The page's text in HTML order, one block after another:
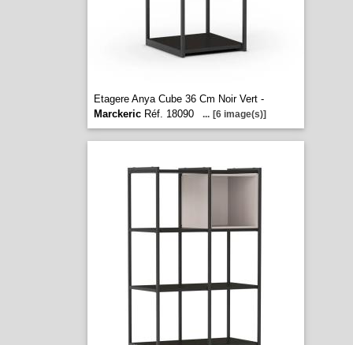
Etagere Anya Cube 36 Cm Noir Vert -
MarckericRéf. 18090 ... [6 image(s)]